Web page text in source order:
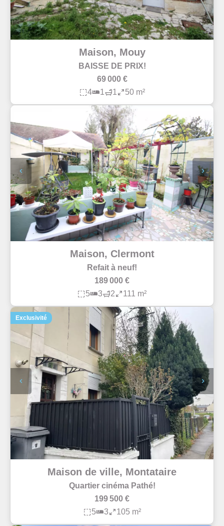
Maison, Mouy
BAISSE DE PRIX!
69 000 €
4
1 1 50 m²
Maison, Clermont
Refait à neuf!
189 000 €
5
3 2 111 m²
Exclusivité
Maison de ville, Montataire
Quartier cinéma Pathé!
199 500 €
5
3 105 m²